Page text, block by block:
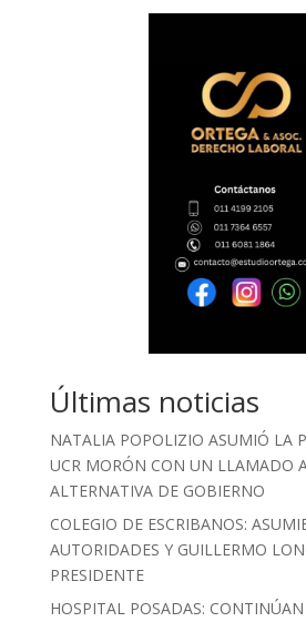
Últimas noticias
NATALIA POPOLIZIO ASUMIÓ LA
UCR MORÓN CON UN LLAMADO
ALTERNATIVA DE GOBIERNO
COLEGIO DE ESCRIBANOS:
AUTORIDADES Y GUILLERMO
PRESIDENTE
HOSPITAL POSADAS: